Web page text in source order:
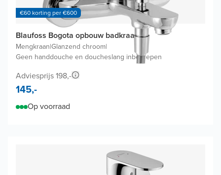
€60 korting per €600
Blaufoss Bogota opbouw badkraan
Mengkraan|Glanzend chroom|
Geen handdouche en doucheslang inbegrepen
Adviesprijs 198,-
145,-
Op voorraad